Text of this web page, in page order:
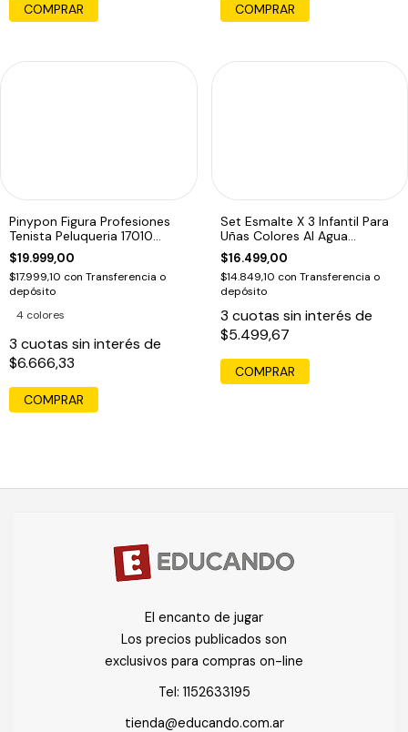
COMPRAR
Pinypon Figura Profesiones
Tenista Peluqueria 17010
Colec Ed
$19.999,00
$17.999,10 con Transferencia o
depósito
4 colores
3 cuotas sin interés de
$6.666,33
COMPRAR
Set Esmalte X 3 Infantil Para
Uñas Colores Al Agua
Coloreria
$16.499,00
$14.849,10 con Transferencia o
depósito
3 cuotas sin interés de
$5.499,67
COMPRAR
El encanto de jugar
Los precios publicados son
exclusivos para compras on-line
Tel: 1152633195
tienda@educando.com.ar